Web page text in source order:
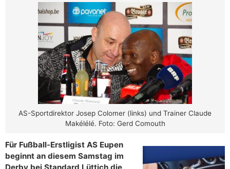
AS-Sportdirektor Josep Colomer (links) und Trainer Claude
Makélélé. Foto: Gerd Comouth
Für Fußball-Erstligist AS Eupen
beginnt an diesem Samstag im